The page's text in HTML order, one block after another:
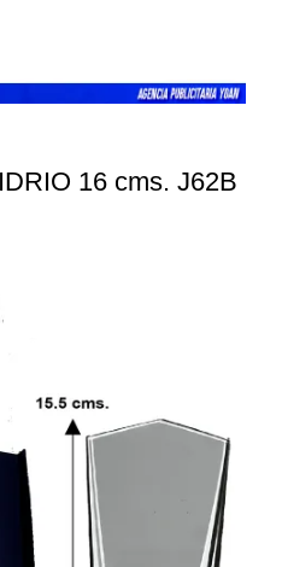
16 cms. J62B